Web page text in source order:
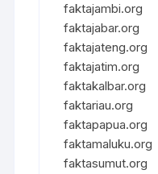
faktajambi.org
faktajabar.org
faktajateng.org
faktajatim.org
faktakalbar.org
faktariau.org
faktapapua.org
faktamaluku.org
faktasumut.org